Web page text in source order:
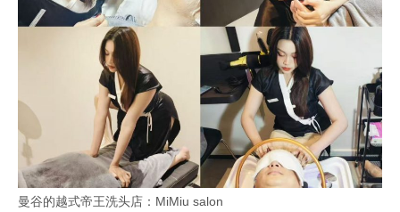
曼谷的越式帝王洗头店：MiMiu salon